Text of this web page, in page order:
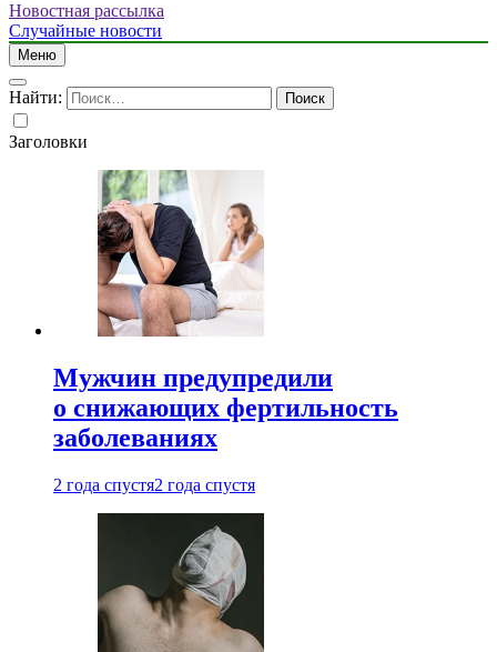
Новостная рассылка
Случайные новости
Меню
Найти:
Заголовки
Мужчин предупредили
о снижающих фертильность
заболеваниях
2 года спустя2 года спустя